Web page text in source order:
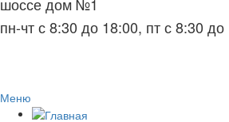
пн-чт с 8:30 до 18:00, пт с 8:30 до
Меню